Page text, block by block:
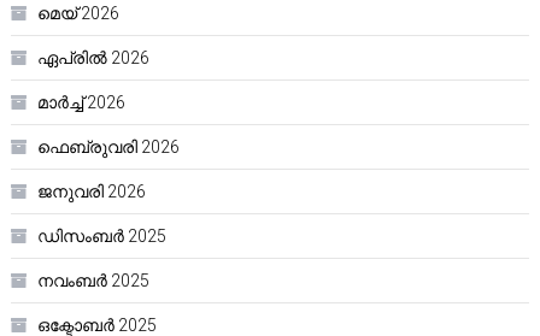
മെയ്‌ 2026
ഏപ്രിൽ 2026
മാർച്ച്‌ 2026
ഫെബ്രുവരി 2026
ജനുവരി 2026
ഡിസംബർ 2025
നവംബർ 2025
ഒക്ടോബർ 2025